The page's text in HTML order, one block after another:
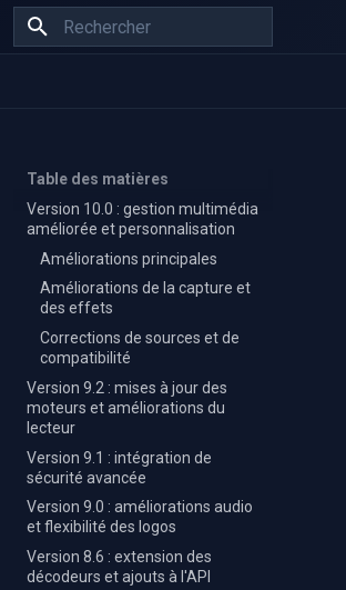
Table des matières
Version 10.0 : gestion multimédia
améliorée et personnalisation
Améliorations principales
Améliorations de la capture et
des effets
Corrections de sources et de
compatibilité
Version 9.2 : mises à jour des
moteurs et améliorations du
lecteur
Version 9.1 : intégration de
sécurité avancée
Version 9.0 : améliorations audio
et flexibilité des logos
Version 8.6 : extension des
décodeurs et ajouts à l'API